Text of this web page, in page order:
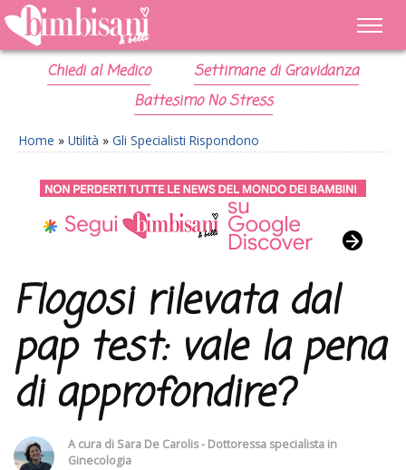
Chiedi al Medico
Settimane di Gravidanza
Battesimo No Stress
Home » Utilità » Gli Specialisti Rispondono
Flogosi rilevata dal
pap test: vale la pena
di approfondire?
A cura di Sara De Carolis - Dottoressa specialista in
Ginecologia